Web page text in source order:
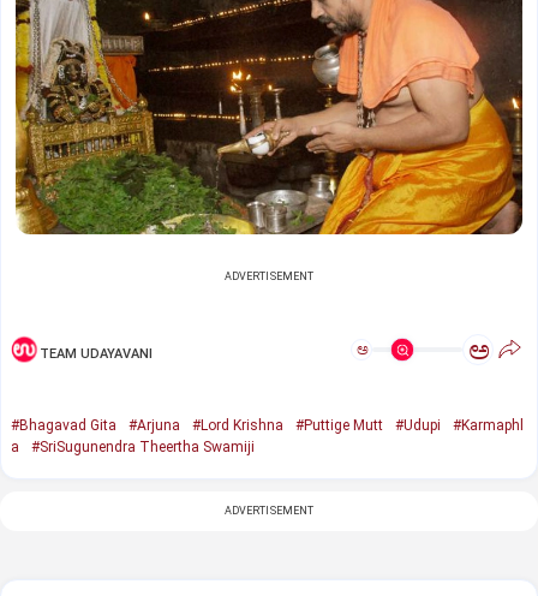
ADVERTISEMENT
TEAM UDAYAVANI ಅ ಅ
#Bhagavad Gita #Arjuna #Lord Krishna #Puttige Mutt #Udupi
#Karmaphl
a
#SriSugunendra Theertha Swamiji
ADVERTISEMENT